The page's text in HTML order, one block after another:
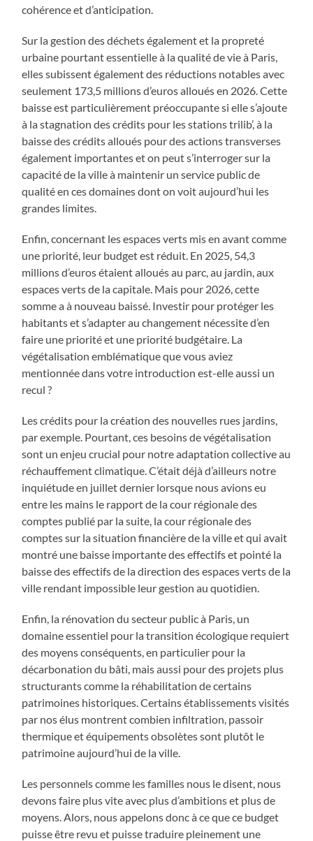
cohérence et d’anticipation.
Sur la gestion des déchets également et la propreté
urbaine pourtant essentielle à la qualité de vie à Paris,
elles subissent également des réductions notables avec
seulement 173,5 millions d’euros alloués en 2026. Cette
baisse est particulièrement préoccupante si elle s’ajoute
à la stagnation des crédits pour les stations trilib’, à la
baisse des crédits alloués pour des actions transverses
également importantes et on peut s’interroger sur la
capacité de la ville à maintenir un service public de
qualité en ces domaines dont on voit aujourd’hui les
grandes limites.
Enfin, concernant les espaces verts mis en avant comme
une priorité, leur budget est réduit. En 2025, 54,3
millions d’euros étaient alloués au parc, au jardin, aux
espaces verts de la capitale. Mais pour 2026, cette
somme a à nouveau baissé. Investir pour protéger les
habitants et s’adapter au changement nécessite d’en
faire une priorité et une priorité budgétaire. La
végétalisation emblématique que vous aviez
mentionnée dans votre introduction est-elle aussi un
recul ?
Les crédits pour la création des nouvelles rues jardins,
par exemple. Pourtant, ces besoins de végétalisation
sont un enjeu crucial pour notre adaptation collective au
réchauffement climatique. C’était déjà d’ailleurs notre
inquiétude en juillet dernier lorsque nous avions eu
entre les mains le rapport de la cour régionale des
comptes publié par la suite, la cour régionale des
comptes sur la situation financière de la ville et qui avait
montré une baisse importante des effectifs et pointé la
baisse des effectifs de la direction des espaces verts de la
ville rendant impossible leur gestion au quotidien.
Enfin, la rénovation du secteur public à Paris, un
domaine essentiel pour la transition écologique requiert
des moyens conséquents, en particulier pour la
décarbonation du bâti, mais aussi pour des projets plus
structurants comme la réhabilitation de certains
patrimoines historiques. Certains établissements visités
par nos élus montrent combien infiltration, passoir
thermique et équipements obsolètes sont plutôt le
patrimoine aujourd’hui de la ville.
Les personnels comme les familles nous le disent, nous
devons faire plus vite avec plus d’ambitions et plus de
moyens. Alors, nous appelons donc à ce que ce budget
puisse être revu et puisse traduire pleinement une